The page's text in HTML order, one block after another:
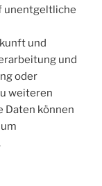
unentgeltliche
und
und
oder
weiteren
Daten können